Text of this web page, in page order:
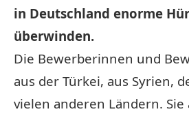
in Deutschland enorme
überwinden.
Die Bewerberinnen und
aus der Türkei, aus Syrien,
vielen anderen Ländern. Sie